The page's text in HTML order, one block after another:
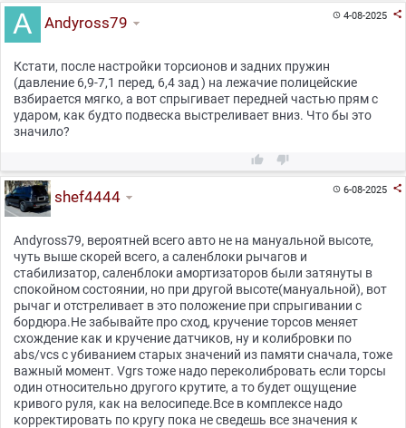
4-08-2025 
Andyross79
Кстати, после настройки торсионов и задних пружин
(давление 6,9-7,1 перед, 6,4 зад ) на лежачие полицейские
взбирается мягко, а вот спрыгивает передней частью прям с
ударом, как будто подвеска выстреливает вниз. Что бы это
значило?
 
6-08-2025 
shef4444
Andyross79, вероятней всего авто не на мануальной высоте,
чуть выше скорей всего, а саленблоки рычагов и
стабилизатор, саленблоки амортизаторов были затянуты в
спокойном состоянии, но при другой высоте(мануальной), вот
рычаг и отстреливает в это положение при спрыгивании с
бордюра.Не забывайте про сход, кручение торсов меняет
схождение как и кручение датчиков, ну и колибровки по
abs/vcs с убиванием старых значений из памяти сначала, тоже
важный момент. Vgrs тоже надо переколибровать если торсы
один относительно другого крутите, а то будет ощущение
кривого руля, как на велосипеде.Все в комплексе надо
корректировать по кругу пока не сведешь все значения к